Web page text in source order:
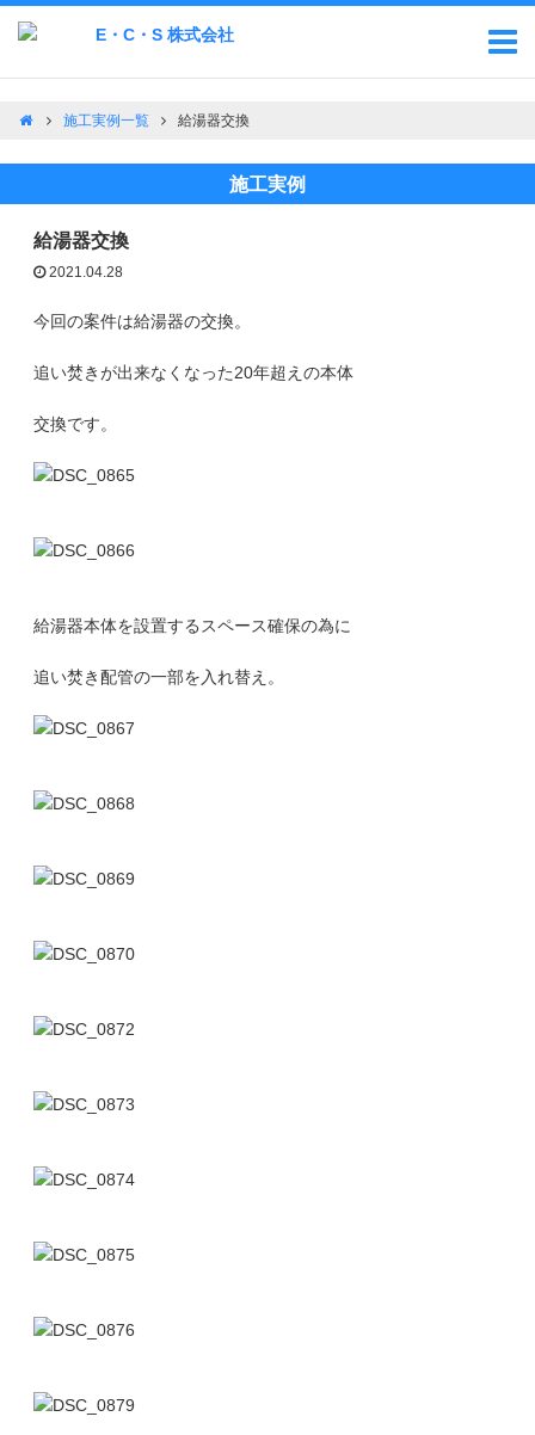
施工実例一覧 給湯器交換
施工実例
給湯器交換
2021.04.28
今回の案件は給湯器の交換。
追い焚きが出来なくなった20年超えの本体
交換です。
給湯器本体を設置するスペース確保の為に
追い焚き配管の一部を入れ替え。